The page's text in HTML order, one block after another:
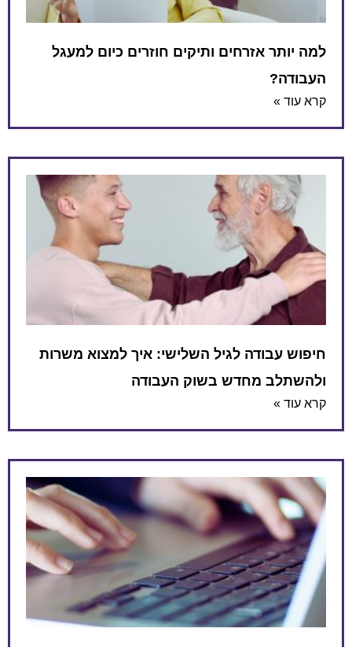
למה יותר אזרחים ותיקים חוזרים כיום למעגל
העבודה?
קרא עוד »
חיפוש עבודה לגיל השלישי: איך למצוא משרות
ולהשתלב מחדש בשוק העבודה
קרא עוד »